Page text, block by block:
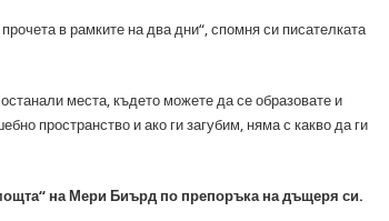
в рамките на два дни“, спомня си писателката
места, където можете да се образовате и
пространство и ако ги загубим, няма с какво да ги
на Мери Биърд по препоръка на дъщеря си.